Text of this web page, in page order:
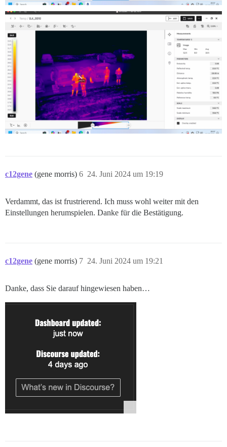
c12gene (gene morris) 24. Juni 2024 um 19:19
6
Verdammt, das ist frustrierend. Ich muss wohl weiter mit den
Einstellungen herumspielen. Danke für die Bestätigung.
c12gene (gene morris) 24. Juni 2024 um 19:21
7
Danke, dass Sie darauf hingewiesen haben…